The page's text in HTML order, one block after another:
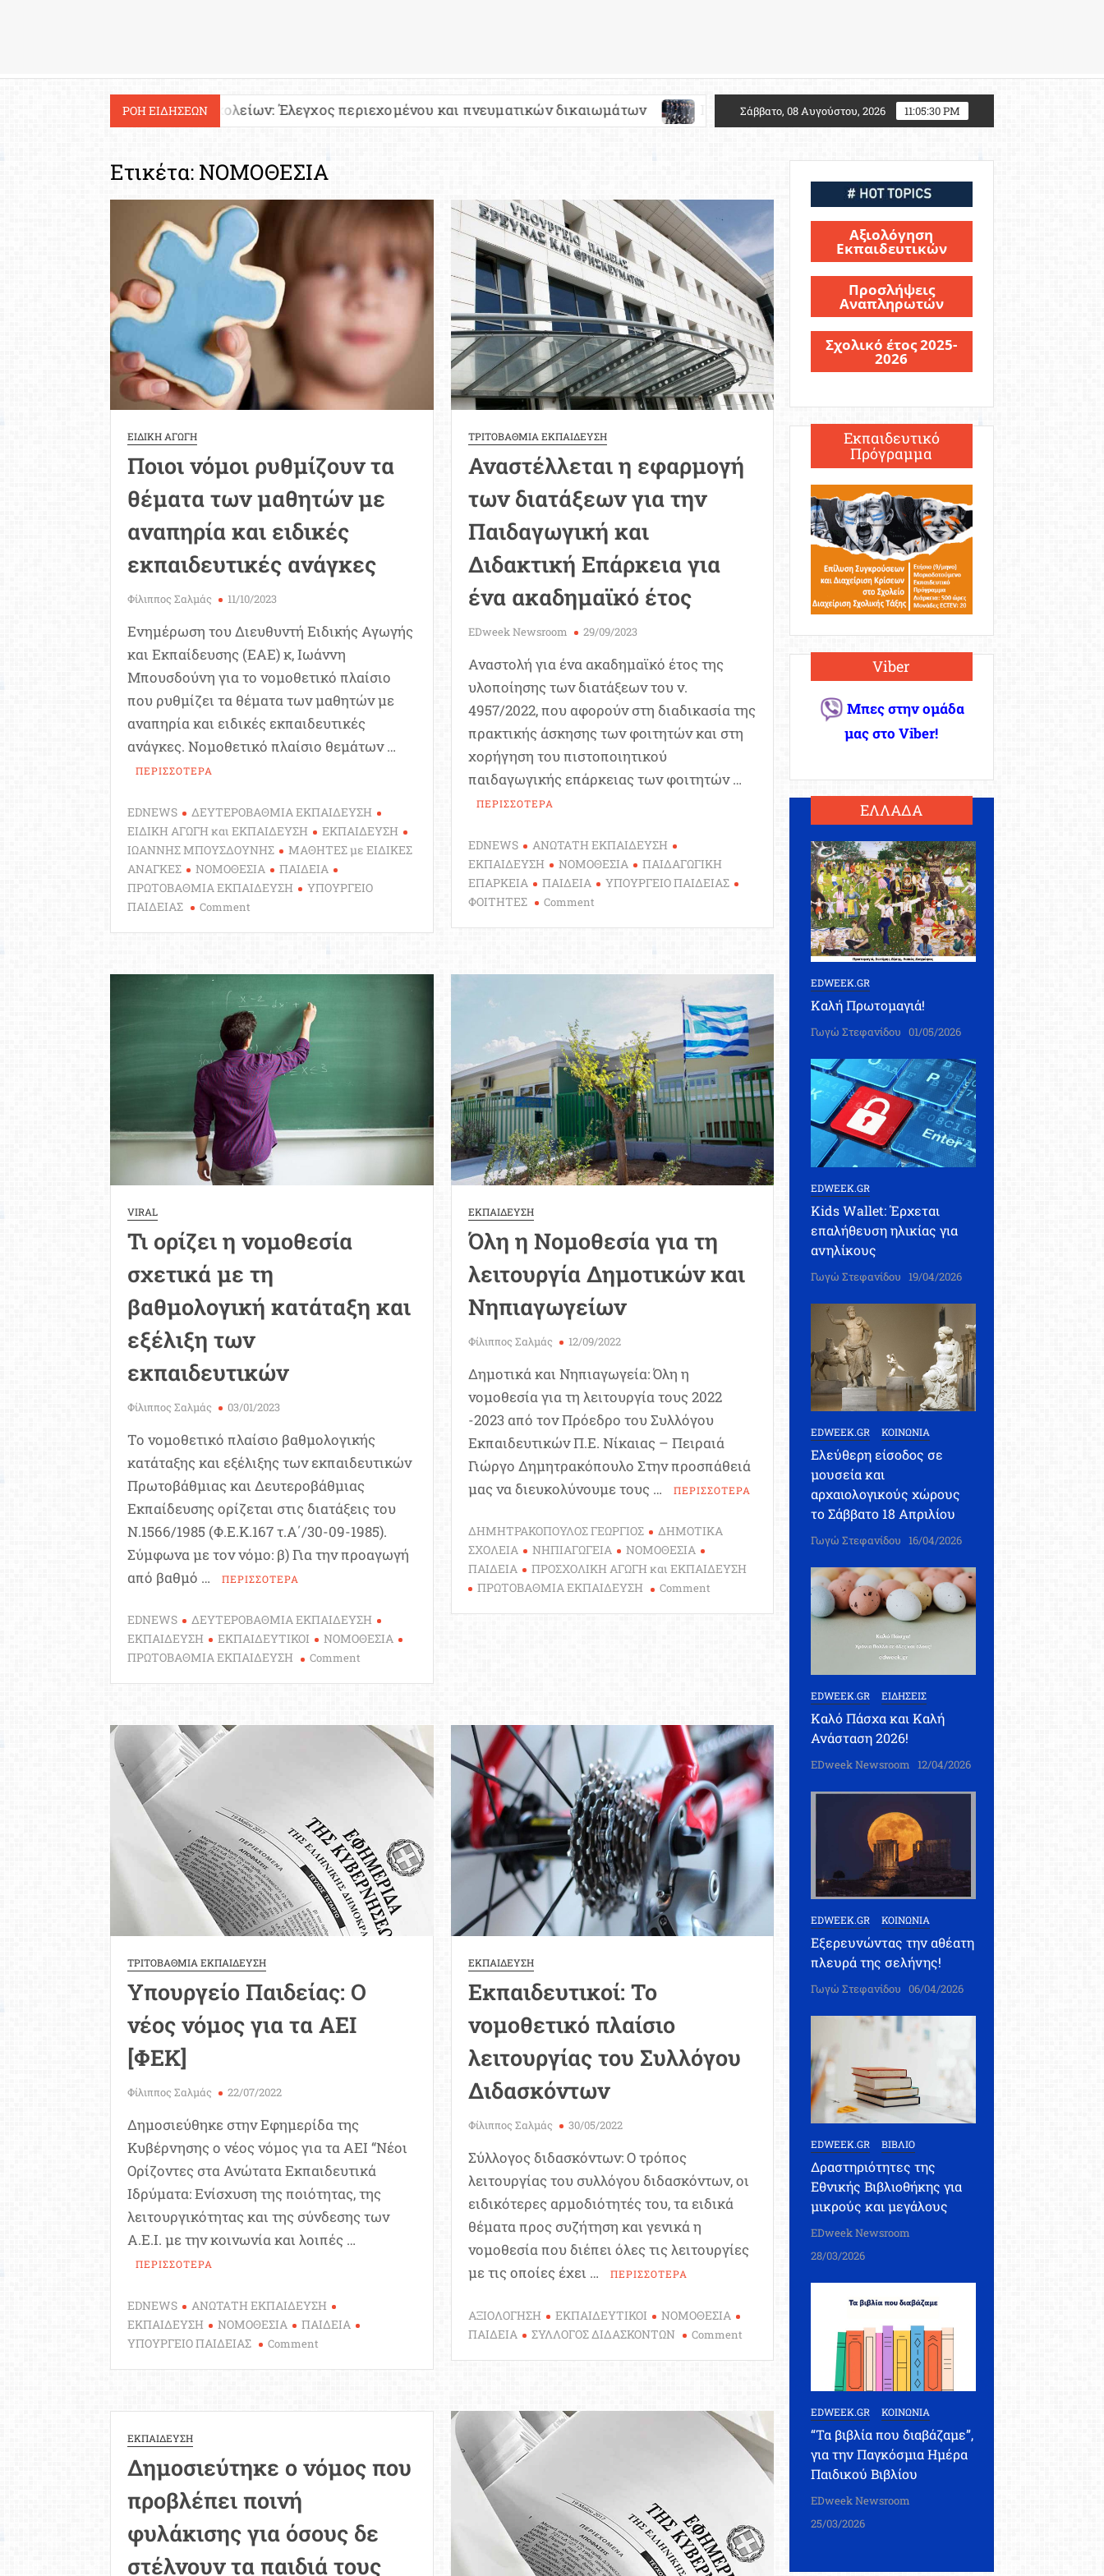
ΡΟΗ ΕΙΔΗΣΕΩΝ
Ιστοσελίδες σχολείων: Έλεγχος περιεχομένου και πνευματικών δικαιωμάτων Πανελλήνιες 2027: Τι αλλάζει για τους υποψηφίους Στρατιωτικών Σχολών
Σάββατο, 08 Αυγούστου, 2026 11:05:32 PM
Ετικέτα: ΝΟΜΟΘΕΣΙΑ
ΕΙΔΙΚΗ ΑΓΩΓΗ
Ποιοι νόμοι ρυθμίζουν τα
θέματα των μαθητών με
αναπηρία και ειδικές
εκπαιδευτικές ανάγκες
Φίλιππος Σαλμάς 11/10/2023
Ενημέρωση του Διευθυντή Ειδικής Αγωγής
και Εκπαίδευσης (ΕΑΕ) κ, Ιωάννη
Μπουσδούνη για το νομοθετικό πλαίσιο
που ρυθμίζει τα θέματα των μαθητών με
αναπηρία και ειδικές εκπαιδευτικές
ανάγκες. Nομοθετικό πλαίσιο θεμάτων …
ΠΕΡΙΣΣΟΤΕΡΑ
EDNEWS
ΔΕΥΤΕΡΟΒΑΘΜΙΑ ΕΚΠΑΙΔΕΥΣΗ
ΕΙΔΙΚΗ ΑΓΩΓΗ και ΕΚΠΑΙΔΕΥΣΗ
ΕΚΠΑΙΔΕΥΣΗ
ΙΩΑΝΝΗΣ ΜΠΟΥΣΔΟΥΝΗΣ
ΜΑΘΗΤΕΣ με ΕΙΔΙΚΕΣ
ΑΝΑΓΚΕΣ
ΝΟΜΟΘΕΣΙΑ
ΠΑΙΔΕΙΑ
ΠΡΩΤΟΒΑΘΜΙΑ ΕΚΠΑΙΔΕΥΣΗ
ΥΠΟΥΡΓΕΙΟ
ΠΑΙΔΕΙΑΣ
Comment
τα
θέματα
των
μαθητών
με
αναπηρία
και
ειδικές
εκπαιδευτικές
ανάγκες
ΤΡΙΤΟΒΑΘΜΙΑ ΕΚΠΑΙΔΕΥΣΗ
Αναστέλλεται η εφαρμογή
των διατάξεων για την
Παιδαγωγική και
Διδακτική Επάρκεια για
ένα ακαδημαϊκό έτος
EDweek Newsroom 29/09/2023
Αναστολή για ένα ακαδημαϊκό έτος της
υλοποίησης των διατάξεων του ν.
4957/2022, που αφορούν στη διαδικασία της
πρακτικής άσκησης των φοιτητών και στη
χορήγηση του πιστοποιητικού
παιδαγωγικής επάρκειας των φοιτητών …
ΠΕΡΙΣΣΟΤΕΡΑ
EDNEWS
ΑΝΩΤΑΤΗ ΕΚΠΑΙΔΕΥΣΗ
ΕΚΠΑΙΔΕΥΣΗ
ΝΟΜΟΘΕΣΙΑ
ΠΑΙΔΑΓΩΓΙΚΗ
ΕΠΑΡΚΕΙΑ
ΠΑΙΔΕΙΑ
ΥΠΟΥΡΓΕΙΟ ΠΑΙΔΕΙΑΣ
ΦΟΙΤΗΤΕΣ
Commenton
των
Παιδαγωγική
και
Διδακτική
Επάρκεια
για
ένα
ακαδημαϊκό
έτος
VIRAL
Τι ορίζει η νομοθεσία
σχετικά με τη
βαθμολογική κατάταξη και
εξέλιξη των
εκπαιδευτικών
Φίλιππος Σαλμάς 03/01/2023
Το νομοθετικό πλαίσιο βαθμολογικής
κατάταξης και εξέλιξης των εκπαιδευτικών
Πρωτοβάθμιας και Δευτεροβάθμιας
Εκπαίδευσης ορίζεται στις διατάξεις του
Ν.1566/1985 (Φ.Ε.Κ.167 τ.Α΄/30-09-1985).
Σύμφωνα με τον νόμο: β) Για την προαγωγή
από βαθμό …
ΠΕΡΙΣΣΟΤΕΡΑ
EDNEWS
ΔΕΥΤΕΡΟΒΑΘΜΙΑ ΕΚΠΑΙΔΕΥΣΗ
ΕΚΠΑΙΔΕΥΣΗ
ΕΚΠΑΙΔΕΥΤΙΚΟΙ
ΝΟΜΟΘΕΣΙΑ
ΠΡΩΤΟΒΑΘΜΙΑ ΕΚΠΑΙΔΕΥΣΗ
Comment
νομοθεσία
σχετικά
και
εξέλιξη
των
εκπαιδευτικών
ΕΚΠΑΙΔΕΥΣΗ
Όλη η Νομοθεσία για τη
λειτουργία Δημοτικών και
Νηπιαγωγείων
Φίλιππος Σαλμάς 12/09/2022
Δημοτικά και Νηπιαγωγεία: Όλη η
νομοθεσία για τη λειτουργία τους 2022
-2023 από τον Πρόεδρο του Συλλόγου
Εκπαιδευτικών Π.Ε. Νίκαιας – Πειραιά
Γιώργο Δημητρακόπουλο Στην προσπάθειά
μας να διευκολύνουμε τους …
ΠΕΡΙΣΣΟΤΕΡΑ
ΔΗΜΗΤΡΑΚΟΠΟΥΛΟΣ ΓΕΩΡΓΙΟΣ
ΔΗΜΟΤΙΚΑ
ΣΧΟΛΕΙΑ
ΝΗΠΙΑΓΩΓΕΙΑ
ΝΟΜΟΘΕΣΙΑ
ΠΑΙΔΕΙΑ
ΠΡΟΣΧΟΛΙΚΗ ΑΓΩΓΗ και ΕΚΠΑΙΔΕΥΣΗ
ΠΡΩΤΟΒΑΘΜΙΑ ΕΚΠΑΙΔΕΥΣΗ
Commenton
και
Νηπιαγωγείων
ΤΡΙΤΟΒΑΘΜΙΑ ΕΚΠΑΙΔΕΥΣΗ
Υπουργείο Παιδείας: O
νέος νόμος για τα ΑΕΙ
[ΦΕΚ]
Φίλιππος Σαλμάς 22/07/2022
Δημοσιεύθηκε στην Εφημερίδα της
Κυβέρνησης ο νέος νόμος για τα ΑΕΙ “Νέοι
Ορίζοντες στα Ανώτατα Εκπαιδευτικά
Ιδρύματα: Ενίσχυση της ποιότητας, της
λειτουργικότητας και της σύνδεσης των
Α.Ε.Ι. με την κοινωνία και λοιπές …
ΠΕΡΙΣΣΟΤΕΡΑ
EDNEWS
ΑΝΩΤΑΤΗ ΕΚΠΑΙΔΕΥΣΗ
ΕΚΠΑΙΔΕΥΣΗ
ΝΟΜΟΘΕΣΙΑ
ΠΑΙΔΕΙΑ
ΥΠΟΥΡΓΕΙΟ ΠΑΙΔΕΙΑΣ
Comment
νέος
τα
ΕΚΠΑΙΔΕΥΣΗ
Εκπαιδευτικοί: Το
νομοθετικό πλαίσιο
λειτουργίας του Συλλόγου
Διδασκόντων
Φίλιππος Σαλμάς 30/05/2022
Σύλλογος διδασκόντων: Ο τρόπος
λειτουργίας του συλλόγου διδασκόντων, οι
ειδικότερες αρμοδιότητές του, τα ειδικά
θέματα προς συζήτηση και γενικά η
νομοθεσία που διέπει όλες τις λειτουργίες
με τις οποίες έχει …
ΠΕΡΙΣΣΟΤΕΡΑ
ΑΞΙΟΛΟΓΗΣΗ ΕΚΠΑΙΔΕΥΤΙΚΟΙ
ΝΟΜΟΘΕΣΙΑ
ΠΑΙΔΕΙΑ
ΣΥΛΛΟΓΟΣ ΔΙΔΑΣΚΟΝΤΩΝ Commenton
λειτουργίας
του
Συλλόγου
Διδασκόντων
ΕΚΠΑΙΔΕΥΣΗ
Δημοσιεύτηκε ο νόμος που
προβλέπει ποινή
φυλάκισης για όσους δε
στέλνουν τα παιδιά τους
Αξιολόγηση
Εκπαιδευτικών
Προσλήψεις
Αναπληρωτών
Σχολικό έτος 2025-
2026
Εκπαιδευτικό
Πρόγραμμα
Viber
Μπες στην ομάδα
μας στο Viber!
ΕΛΛΑΔΑ
EDWEEK.GR
Καλή Πρωτομαγιά!
Γωγώ Στεφανίδου 01/05/2026
EDWEEK.GR
Kids Wallet: Έρχεται
επαλήθευση ηλικίας για
ανηλίκους
Γωγώ Στεφανίδου 19/04/2026
EDWEEK.GR ΚΟΙΝΩΝΙΑ
Ελεύθερη είσοδος σε
μουσεία και
αρχαιολογικούς χώρους
το Σάββατο 18 Απριλίου
Γωγώ Στεφανίδου 16/04/2026
EDWEEK.GR ΕΙΔΗΣΕΙΣ
Καλό Πάσχα και Καλή
Ανάσταση 2026!
EDweek Newsroom 12/04/2026
EDWEEK.GR ΚΟΙΝΩΝΙΑ
Εξερευνώντας την αθέατη
πλευρά της σελήνης!
Γωγώ Στεφανίδου 06/04/2026
EDWEEK.GR ΒΙΒΛΙΟ
Δραστηριότητες της
Εθνικής Βιβλιοθήκης για
μικρούς και μεγάλους
EDweek Newsroom
28/03/2026
EDWEEK.GR ΚΟΙΝΩΝΙΑ
“Τα βιβλία που διαβάζαμε”,
για την Παγκόσμια Ημέρα
Παιδικού Βιβλίου
EDweek Newsroom
25/03/2026